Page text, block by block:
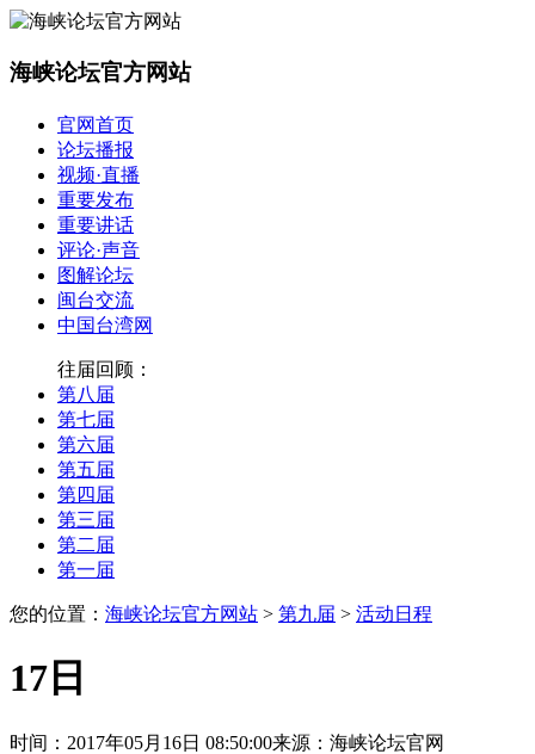
海峡论坛官方网站
官网首页
论坛播报
视频·直播
重要发布
重要讲话
评论·声音
图解论坛
闽台交流
中国台湾网
往届回顾：
第八届
第七届
第六届
第五届
第四届
第三届
第二届
第一届
您的位置： 海峡论坛官方网站 > 第九届 > 活动日程
17日
时间：2017年05月16日 08:50:00来源：海峡论坛官网